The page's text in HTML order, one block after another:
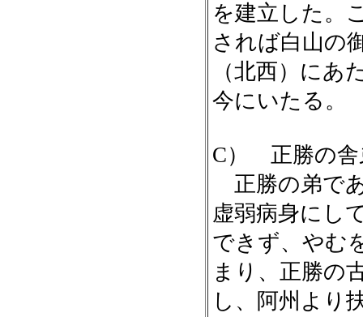
を建立した。
されば白山の
（北西）にあ
今にいたる。
C） 正勝の舎
正勝の弟で
虚弱病身にし
できず、やむ
まり、正勝の
し、阿州より